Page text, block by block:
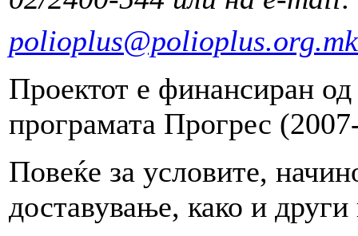
polioplus@polioplus.org.mk
Проектот е финансиран
програмата Прогрес
Повеќе за условите,
доставување, како и